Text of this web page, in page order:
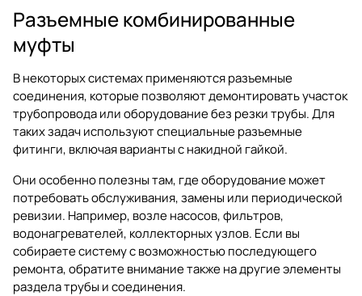
Разъемные комбинированные
муфты
В некоторых системах применяются разъемные
соединения, которые позволяют демонтировать участок
трубопровода или оборудование без резки трубы. Для
таких задач используют специальные разъемные
фитинги, включая варианты с накидной гайкой.
Они особенно полезны там, где оборудование может
потребовать обслуживания, замены или периодической
ревизии. Например, возле насосов, фильтров,
водонагревателей, коллекторных узлов. Если вы
собираете систему с возможностью последующего
ремонта, обратите внимание также на другие элементы
разделатрубы и соединения.